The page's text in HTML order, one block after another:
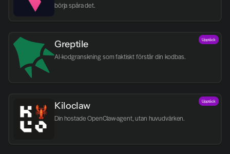
börja spåra det.
Greptile
AI-kodgranskning som faktiskt förstår din kodbas.
Upptäck
Kiloclaw
Din hostade OpenClaw-agent, utan huvudvärken.
Upptäck